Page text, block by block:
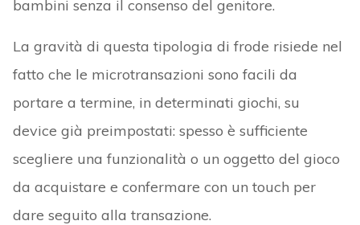
bambini senza il consenso del genitore.
La gravità di questa tipologia di frode risiede nel
fatto che le microtransazioni sono facili da
portare a termine, in determinati giochi, su
device già preimpostati: spesso è sufficiente
scegliere una funzionalità o un oggetto del gioco
da acquistare e confermare con un touch per
dare seguito alla transazione.